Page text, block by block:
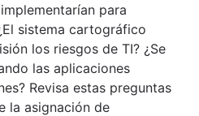
para
sistema cartográfico
los riesgos de TI? ¿Se
las aplicaciones
Revisa estas preguntas
la asignación de